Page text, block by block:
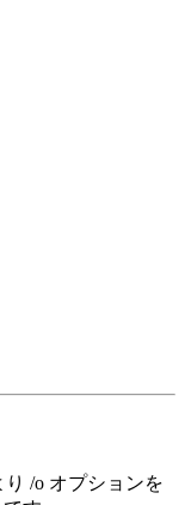
/o オプションを